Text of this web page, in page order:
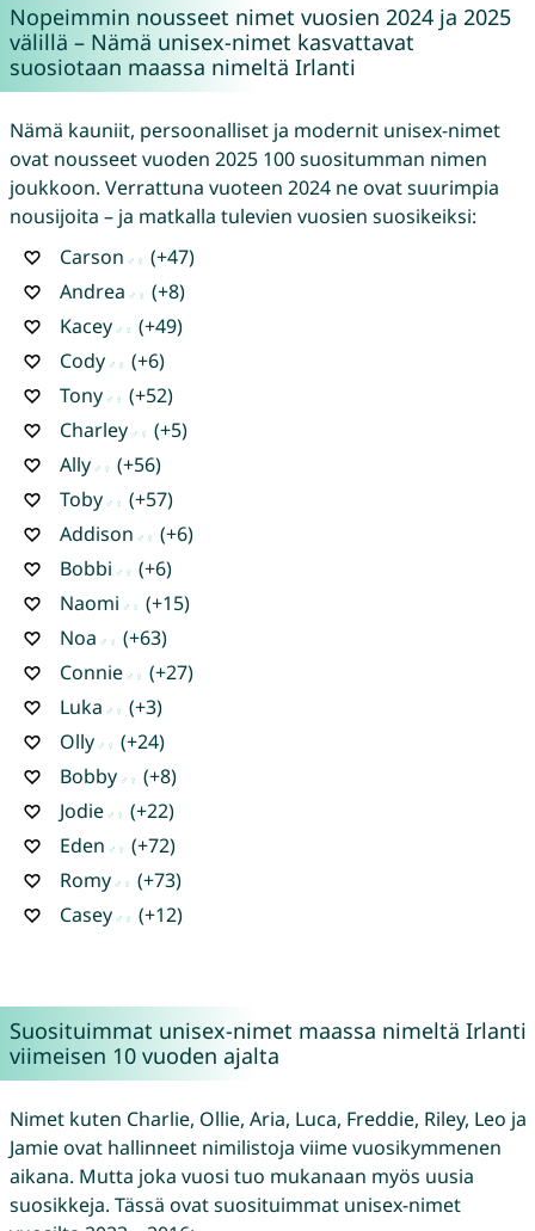
Nopeimmin nousseet nimet vuosien 2024 ja 2025
välillä – Nämä unisex-nimet kasvattavat
suosiotaan maassa nimeltä Irlanti
Nämä kauniit, persoonalliset ja modernit unisex-nimet
ovat nousseet vuoden 2025 100 suositumman nimen
joukkoon. Verrattuna vuoteen 2024 ne ovat suurimpia
nousijoita – ja matkalla tulevien vuosien suosikeiksi:
Carson
(+47)
Andrea
(+8)
Kacey
(+49)
Cody
(+6)
Tony
(+52)
Charley
(+5)
Ally
(+56)
Toby
(+57)
Addison
(+6)
Bobbi
(+6)
Naomi
(+15)
Noa
(+63)
Connie
(+27)
Luka
(+3)
Olly
(+24)
Bobby
(+8)
Jodie
(+22)
Eden
(+72)
Romy
(+73)
Casey
(+12)
Suosituimmat unisex-nimet maassa nimeltä Irlanti
viimeisen 10 vuoden ajalta
Nimet kuten Charlie, Ollie, Aria, Luca, Freddie, Riley, Leo ja
Jamie ovat hallinneet nimilistoja viime vuosikymmenen
aikana. Mutta joka vuosi tuo mukanaan myös uusia
suosikkeja. Tässä ovat suosituimmat unisex-nimet